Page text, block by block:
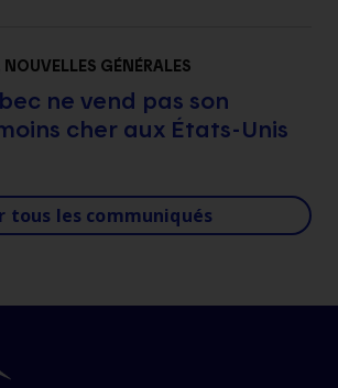
NOUVELLES GÉNÉRALES
ne vend pas son
cher aux États-Unis
tous les communiqués